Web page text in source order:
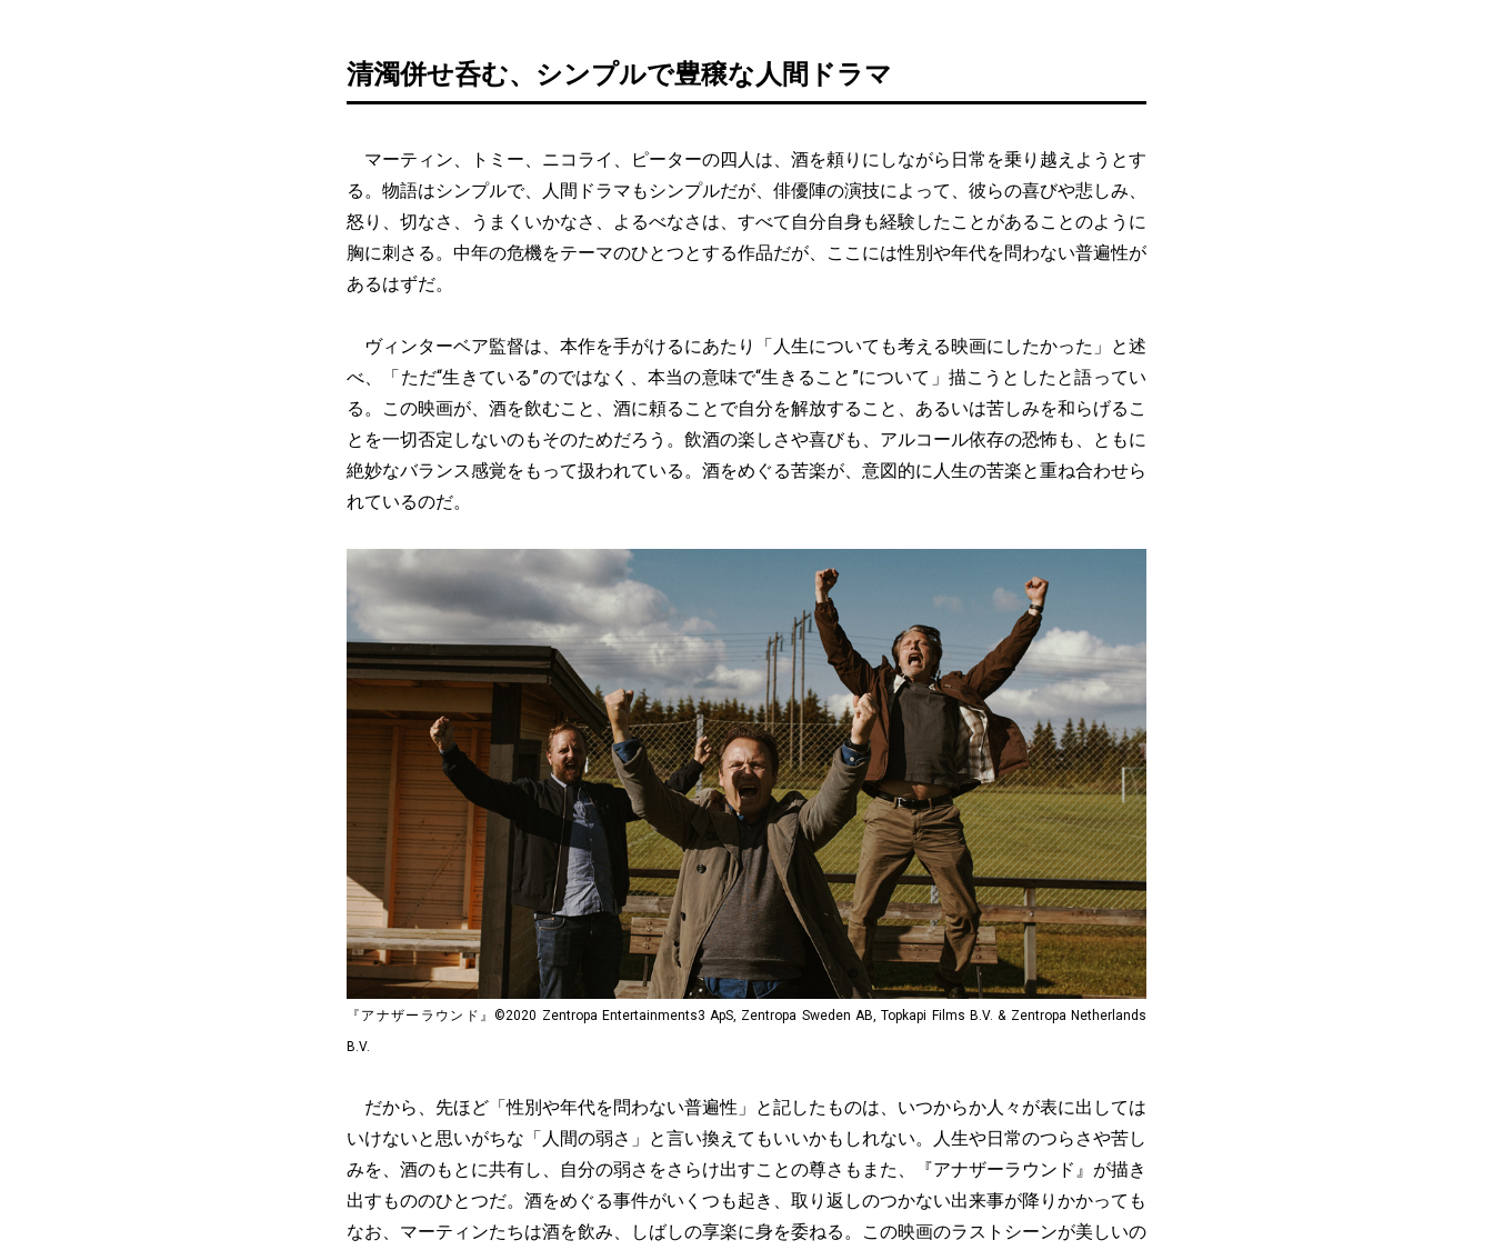
清濁併せ呑む、シンプルで豊穣な人間ドラマ
マーティン、トミー、ニコライ、ピーターの四人は、酒を頼りにしながら日常を乗り越えようとす
る。物語はシンプルで、人間ドラマもシンプルだが、俳優陣の演技によって、彼らの喜びや悲しみ、
怒り、切なさ、うまくいかなさ、よるべなさは、すべて自分自身も経験したことがあることのように
胸に刺さる。中年の危機をテーマのひとつとする作品だが、ここには性別や年代を問わない普遍性が
あるはずだ。
ヴィンターベア監督は、本作を手がけるにあたり「人生についても考える映画にしたかった」と述
べ、「ただ“生きている”のではなく、本当の意味で“生きること”について」描こうとしたと語ってい
る。この映画が、酒を飲むこと、酒に頼ることで自分を解放すること、あるいは苦しみを和らげるこ
とを一切否定しないのもそのためだろう。飲酒の楽しさや喜びも、アルコール依存の恐怖も、ともに
絶妙なバランス感覚をもって扱われている。酒をめぐる苦楽が、意図的に人生の苦楽と重ね合わせら
れているのだ。
『アナザーラウンド』©2020 Zentropa Entertainments3 ApS, Zentropa Sweden AB, Topkapi Films B.V. & Zentropa Netherlands
B.V.
だから、先ほど「性別や年代を問わない普遍性」と記したものは、いつからか人々が表に出しては
いけないと思いがちな「人間の弱さ」と言い換えてもいいかもしれない。人生や日常のつらさや苦し
みを、酒のもとに共有し、自分の弱さをさらけ出すことの尊さもまた、『アナザーラウンド』が描き
出すもののひとつだ。酒をめぐる事件がいくつも起き、取り返しのつかない出来事が降りかかっても
なお、マーティンたちは酒を飲み、しばしの享楽に身を委ねる。この映画のラストシーンが美しいの